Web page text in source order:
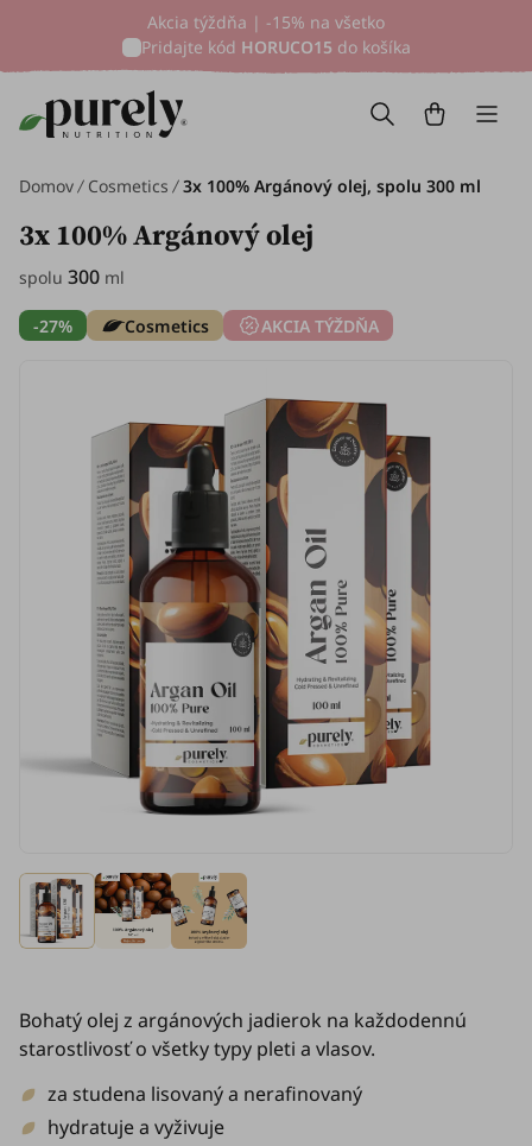
Akcia týždňa | -15% na všetko
Pridajte kód HORUCO15 do košíka
Domov Cosmetics 3x 100% Argánový olej, spolu 300 ml
3x 100% Argánový olej
spolu 300 ml
-27% Cosmetics AKCIA TÝŽDŇA
Bohatý olej z argánových jadierok na každodennú
starostlivosť o všetky typy pleti a vlasov.
za studena lisovaný a nerafinovaný
hydratuje a vyživuje